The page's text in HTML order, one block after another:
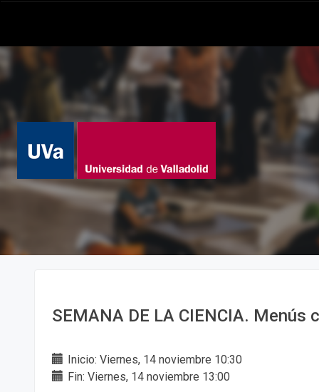
SEMANA DE LA CIENCIA. Menús
Inicio: Viernes, 14 noviembre 10:30
Fin: Viernes, 14 noviembre 13:00